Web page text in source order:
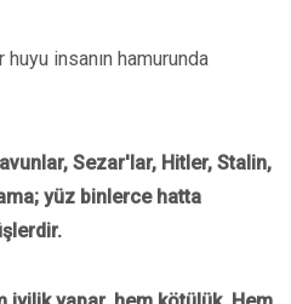
huyu insanın hamurunda
Sezar'lar, Hitler, Stalin,
yüz binlerce hatta